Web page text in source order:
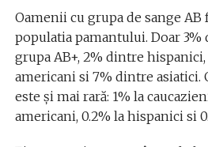
Oamenii cu grupa de sange
populatia pamantului. Doar 3%
grupa AB+, 2% dintre
americani si 7% dintre asiatici.
este și mai rară: 1% la
americani, 0.2% la hispanici si